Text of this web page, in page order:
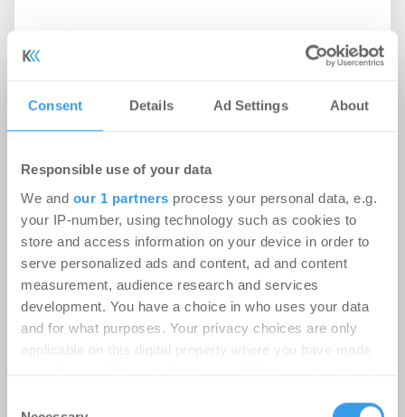
Consent Details Ad Settings About
Responsible use of your data
We and our 1 partners process your personal data, e.g.
your IP-number, using technology such as cookies to
store and access information on your device in order to
serve personalized ads and content, ad and content
measurement, audience research and services
development. You have a choice in who uses your data
and for what purposes. Your privacy choices are only
applicable on this digital property where you have made
Aroundtown erreicht langfristige
Neuvermietung von knapp 1.300 m²
am Berliner Alexanderplatz
Gastronomie-, Büro- und Lagerfläche im Alex One